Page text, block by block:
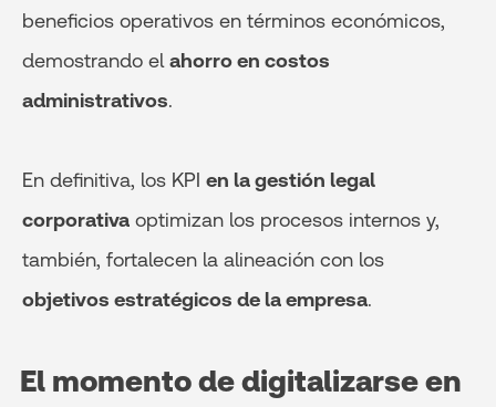
beneficios operativos en términos económicos,
demostrando el ahorro en costos
administrativos.
En definitiva, los KPI en la gestión legal
corporativa optimizan los procesos internos y,
también, fortalecen la alineación con los
objetivos estratégicos de la empresa.
El momento de digitalizarse en